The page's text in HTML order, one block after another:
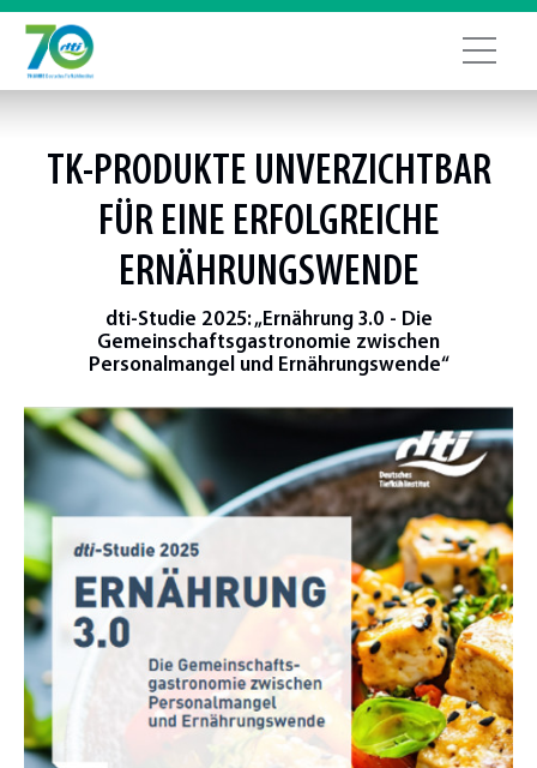
TK-PRODUKTE UNVERZICHTBAR
FÜR EINE ERFOLGREICHE
ERNÄHRUNGSWENDE
dti-Studie 2025: „Ernährung 3.0 - Die
Gemeinschaftsgastronomie zwischen
Personalmangel und Ernährungswende“